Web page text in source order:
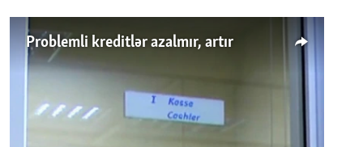
Problemli kreditlər azalmır, artır